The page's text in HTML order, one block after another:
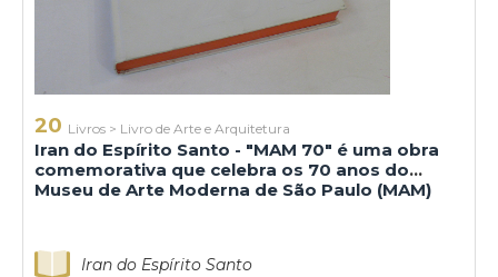
20 Livros > Livro de Arte e Arquitetura
Iran do Espírito Santo - "MAM 70" é uma obra
comemorativa que celebra os 70 anos do
Museu de Arte Moderna de São Paulo (MAM)
Iran do Espírito Santo